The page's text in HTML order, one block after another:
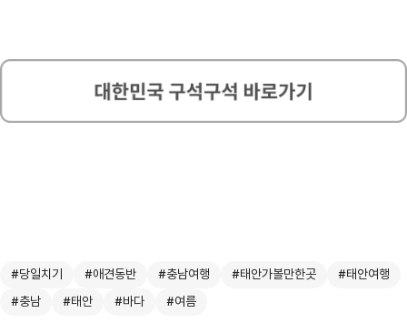
#당일치기 #애견동반 #충남여행 #태안가볼만한곳
#태안여행
#충남
#태안 #바다 #여름